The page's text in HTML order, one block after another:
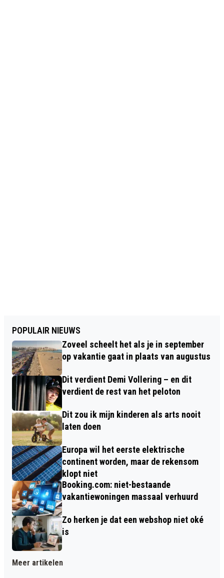
POPULAIR NIEUWS
Zoveel scheelt het als je in september
op vakantie gaat in plaats van augustus
Dit verdient Demi Vollering – en dit
verdient de rest van het peloton
Dit zou ik mijn kinderen als arts nooit
laten doen
Europa wil het eerste elektrische
continent worden, maar de rekensom
klopt niet
Booking.com: niet-bestaande
vakantiewoningen massaal verhuurd
Zo herken je dat een webshop niet oké
is
Meer artikelen